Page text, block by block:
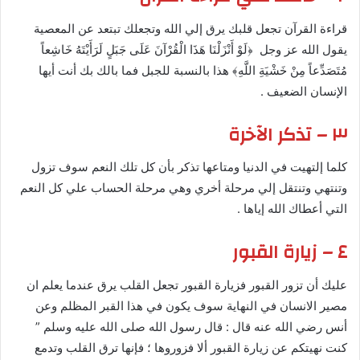
قراءة القرآن تجعل قلبك يرق إلي الله وتجعلك تبتعد عن المعصية
يقول الله عز وجل ﴿لَوْ أَنْزَلْنَا هَذَا الْقُرْآنَ عَلَى جَبَلٍ لَرَأَيْتَهُ خَاشِعاً
مُتَصَدِّعاً مِنْ خَشْيَةِ اللَّهِ﴾ هذا بالنسبة للجبل فما بالك بك أنت أيها
الإنسان الضعيف .
٣ – تذكر الآخرة
كلما إلتهيت في الدنيا ومتاعها تذكر بأن كل تلك النعم سوف تزول
وتنتهي وتنتقل إلي مرحلة أخري وهي مرحلة الحساب علي كل النعم
التي أعطاك الله إياها .
٤ – زيارة القبور
عليك أن تزور القبور فزيارة القبور تجعل القلب يرق عندما يعلم ان
مصير الانسان في النهاية سوف يكون في هذا القبر المظلم وعن
أنس رضي الله عنه قال : قال رسول الله صلى الله عليه وسلم ”
كنت نهيتكم عن زيارة القبور ألا فزوروها ؛ فإنها ترق القلب وتدمع